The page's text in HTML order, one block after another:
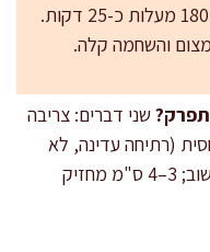
בעומק 5–6 ס"מ ואפו מכוסה ב-180 מעלות כ-25 דקות.
שני דברים: צריבה
(רתיחה עדינה, לא
בעבוע חזק). גם גודל הפרחים חשוב; 3–4 ס"מ מחזיק